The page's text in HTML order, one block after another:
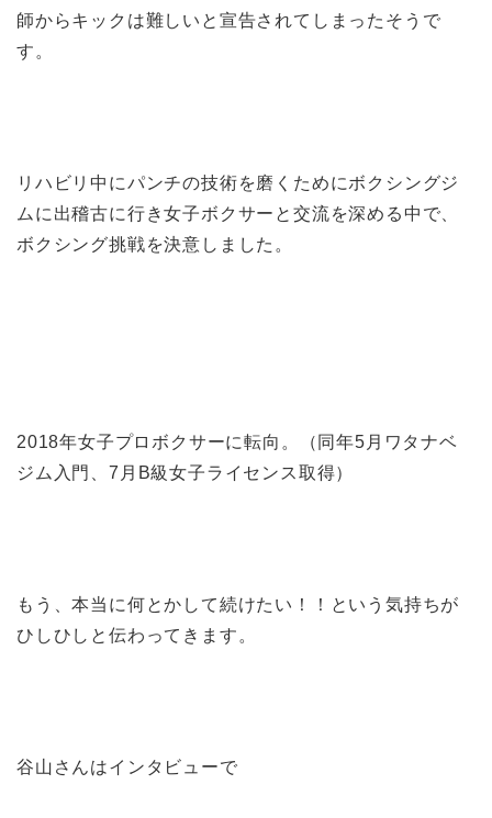
師からキックは難しいと宣告されてしまったそうで
す。
リハビリ中にパンチの技術を磨くためにボクシングジ
ムに出稽古に行き女子ボクサーと交流を深める中で、
ボクシング挑戦を決意しました。
2018年女子プロボクサーに転向。（同年5月ワタナベ
ジム入門、7月B級女子ライセンス取得）
もう、本当に何とかして続けたい！！という気持ちが
ひしひしと伝わってきます。
谷山さんはインタビューで